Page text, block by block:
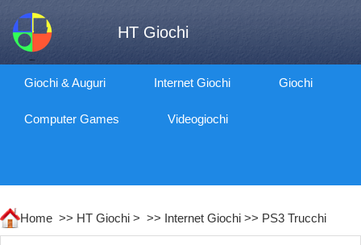
HT Giochi
Giochi & Auguri Internet Giochi Giochi
Computer Games Videogiochi
Home >> HT Giochi > >> Internet Giochi >> PS3 Trucchi